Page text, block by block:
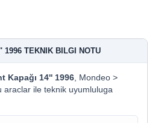
1996 TEKNIK BILGI NOTU
Kapağı 14'' 1996, Mondeo >
araclar ile teknik uyumluluga